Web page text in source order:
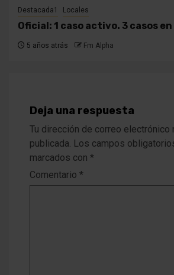
Destacada1 Locales
Oficial: 1 caso activo. 3 casos
5 años atrás Fm Alpha
Deja una respuesta
Tu dirección de correo electrónico
publicada. Los campos
marcados con *
Comentario *